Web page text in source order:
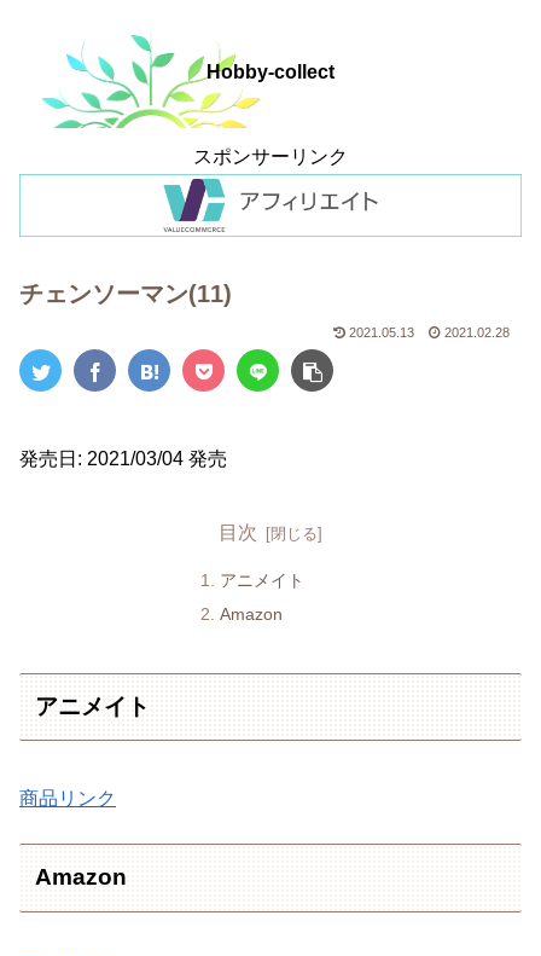
Hobby-collect
スポンサーリンク
チェンソーマン(11)
2021.05.13 2021.02.28
発売日: 2021/03/04 発売
目次
アニメイト
Amazon
アニメイト
商品リンク
Amazon